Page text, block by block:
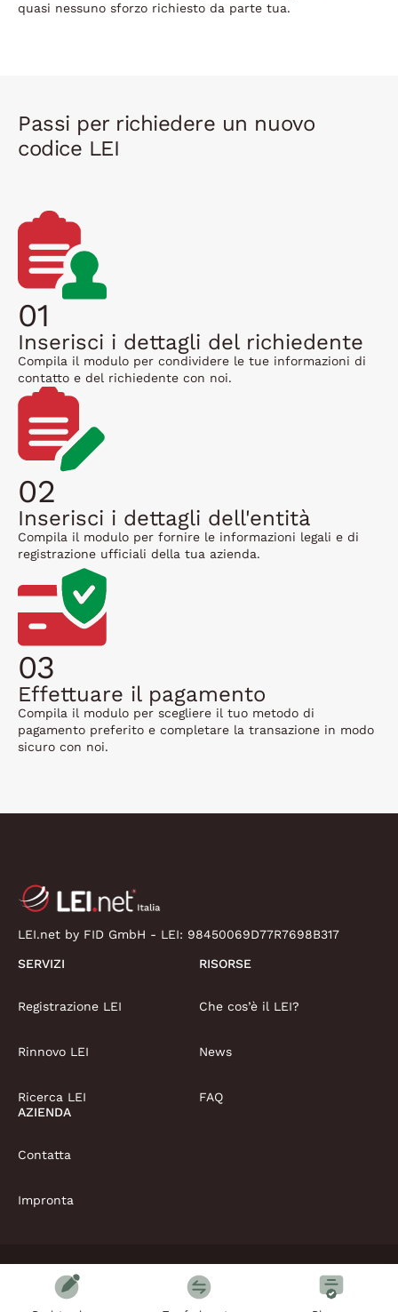
quasi nessuno sforzo richiesto da parte tua.
Passi per richiedere un nuovo
codice LEI
01
Inserisci i dettagli del richiedente
Compila il modulo per condividere le tue informazioni di
contatto e del richiedente con noi.
02
Inserisci i dettagli dell'entità
Compila il modulo per fornire le informazioni legali e di
registrazione ufficiali della tua azienda.
03
Effettuare il pagamento
Compila il modulo per scegliere il tuo metodo di
pagamento preferito e completare la transazione in modo
sicuro con noi.
LEI.net by FID GmbH - LEI: 98450069D77R7698B317
SERVIZI
Registrazione LEI
Rinnovo LEI
Ricerca LEI
RISORSE
Che cos’è il LEI?
News
FAQ
AZIENDA
Contatta
Impronta
Copyright © LEI.net Limited 2026 | Tutti i diritti riservati
Termini e condizioni
Politica sulla privacy